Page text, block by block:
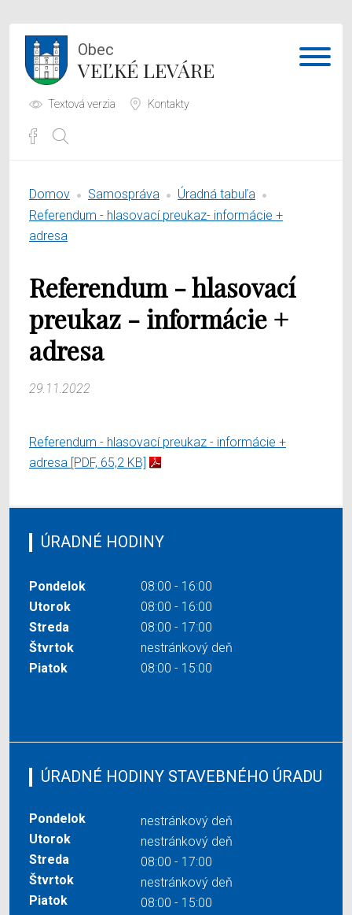
Obec
VEĽKÉ LEVÁRE
Textová verzia Kontakty
Samospráva
O obci
Domov Samospráva
Úradná tabuľa
Referendum - hlasovací preukaz- informácie +
adresa
Referendum - hlasovací
preukaz - informácie +
adresa
29.11.2022
Referendum - hlasovací preukaz - informácie +
adresa [PDF, 65,2 KB]
ÚRADNÉ HODINY
Pondelok
08:00 - 16:00
Utorok
08:00 - 16:00
Streda
08:00 - 17:00
Štvrtok
nestránkový deň
Piatok
08:00 - 15:00
ÚRADNÉ HODINY STAVEBNÉHO ÚRADU
Pondelok
nestránkový deň
Utorok
nestránkový deň
Streda
08:00 - 17:00
Štvrtok
nestránkový deň
Piatok
08:00 - 15:00